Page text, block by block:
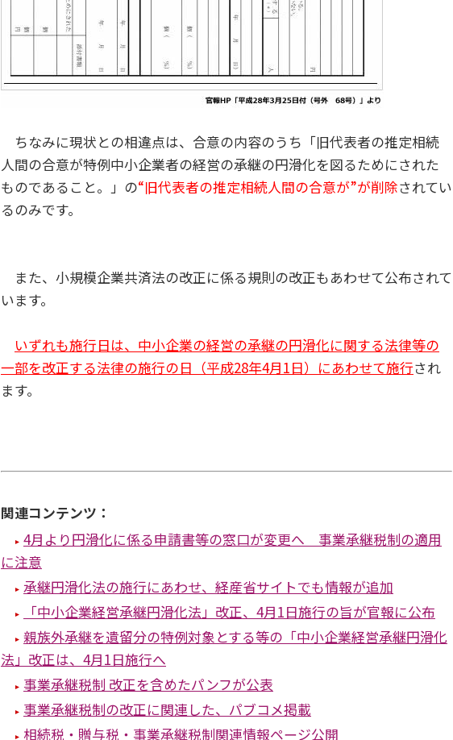
ちなみに現状との相違点は、合意の内容のうち「旧代表者の推定相続
人間の合意が特例中小企業者の経営の承継の円滑化を図るためにされた
ものであること。」の“旧代表者の推定相続人間の合意が”が削除されてい
るのみです。
また、小規模企業共済法の改正に係る規則の改正もあわせて公布されて
います。
いずれも施行日は、中小企業の経営の承継の円滑化に関する法律等の
一部を改正する法律の施行の日（平成28年4月1日）にあわせて施行され
ます。
関連コンテンツ：
4月より円滑化に係る申請書等の窓口が変更へ 事業承継税制の適用
に注意
承継円滑化法の施行にあわせ、経産省サイトでも情報が追加
「中小企業経営承継円滑化法」改正、4月1日施行の旨が官報に公布
親族外承継を遺留分の特例対象とする等の「中小企業経営承継円滑化
法」改正は、4月1日施行へ
事業承継税制 改正を含めたパンフが公表
事業承継税制の改正に関連した、パブコメ掲載
相続税・贈与税・事業承継税制関連情報ページ公開